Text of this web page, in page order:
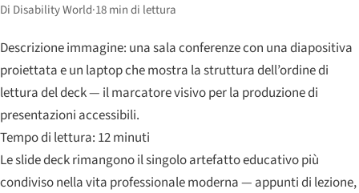
Di Disability World·18 min di lettura
Descrizione immagine: una sala conferenze con una diapositiva
proiettata e un laptop che mostra la struttura dell’ordine di
lettura del deck — il marcatore visivo per la produzione di
presentazioni accessibili.
Tempo di lettura: 12 minuti
Le slide deck rimangono il singolo artefatto educativo più
condiviso nella vita professionale moderna — appunti di lezione,